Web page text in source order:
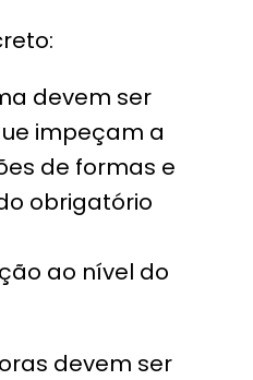
devem ser
impeçam a
de formas e
obrigatório
ao nível do
devem ser